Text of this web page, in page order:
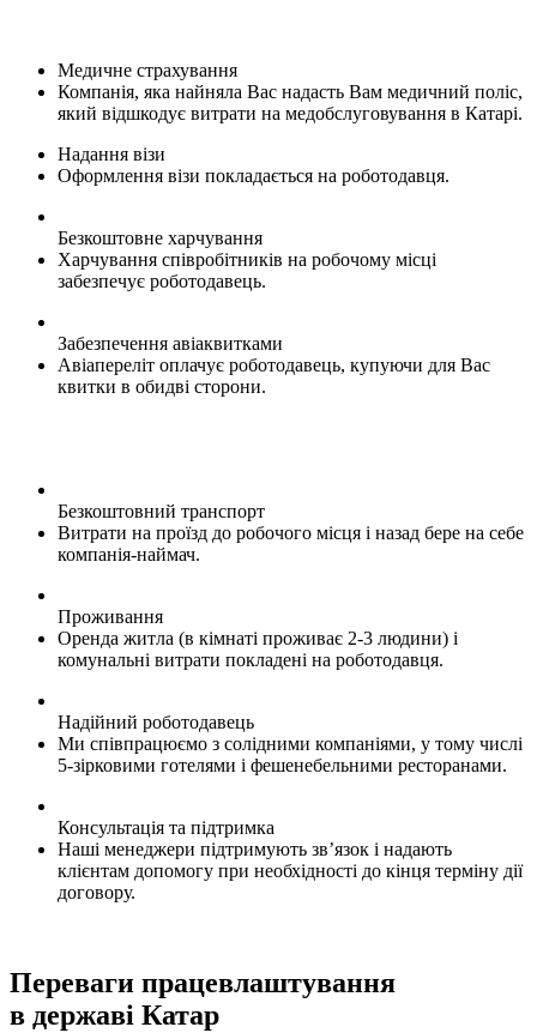
Медичне страхування
Компанія, яка найняла Вас надасть Вам медичний поліс,
який відшкодує витрати на медобслуговування в Катарі.
Надання візи
Оформлення візи покладається на роботодавця.
Безкоштовне харчування
Харчування співробітників на робочому місці
забезпечує роботодавець.
Забезпечення авіаквитками
Авіапереліт оплачує роботодавець, купуючи для Вас
квитки в обидві сторони.
Безкоштовний транспорт
Витрати на проїзд до робочого місця і назад бере на себе
компанія-наймач.
Проживання
Оренда житла (в кімнаті проживає 2-3 людини) і
комунальні витрати покладені на роботодавця.
Надійний роботодавець
Ми співпрацюємо з солідними компаніями, у тому числі
5-зірковими готелями і фешенебельними ресторанами.
Консультація та підтримка
Наші менеджери підтримують зв’язок і надають
клієнтам допомогу при необхідності до кінця терміну дії
договору.
Переваги працевлаштування
в державі Катар